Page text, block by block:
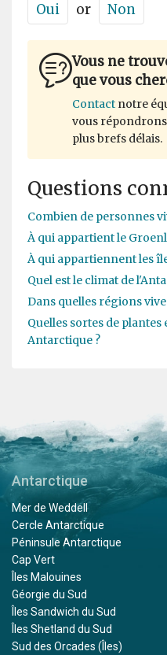
Oui
or Non
Vous ne
que vous
Contact notre
vous
plus brefs délais.
Questions
Combien de personnes
À qui appartient le
À qui appartiennent les
Quel est le climat de
Dans quelles régions
Quelles sortes de
Antarctique ?
Antarctique
Mer de Weddell
Cercle Antarctique
Péninsule Antarctique
Cap Vert
Îles Malouines
Géorgie du Sud
Îles Sandwich du Sud
Îles Shetland du Sud
Sud des Orcades (Îles)